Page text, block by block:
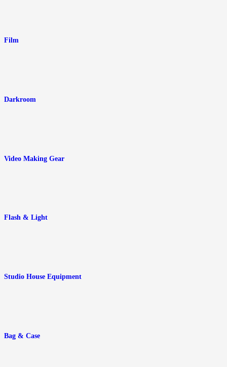
Film
Darkroom
Video Making Gear
Flash & Light
Studio House Equipment
Bag & Case